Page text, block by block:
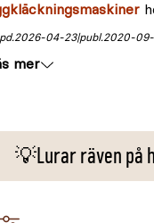
publ.2020-
2026-04-23
mer
💡Lurar räven på